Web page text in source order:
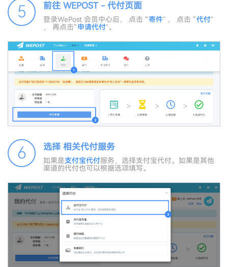
5 前往 WEPOST - 代付页面
登录WePost 会员中心后， 点击 “寄件” ， 点击 “代付”
， 再点击“申请代付”。
6 选择 相关代付服务
如果是支付宝代付服务，选择支付宝代付。如果是其他
渠道的代付也可以根据选项填写。